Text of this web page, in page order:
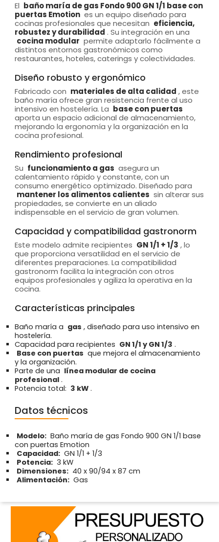
El baño maría de gas Fondo 900 GN 1/1 base con
puertas Emotion es un equipo diseñado para
cocinas profesionales que necesitan eficiencia,
robustez y durabilidad . Su integración en una
cocina modular permite adaptarlo fácilmente a
distintos entornos gastronómicos como
restaurantes, hoteles, caterings y colectividades.
Diseño robusto y ergonómico
Fabricado con materiales de alta calidad , este
baño maría ofrece gran resistencia frente al uso
intensivo en hostelería. La base con puertas
aporta un espacio adicional de almacenamiento,
mejorando la ergonomía y la organización en la
cocina profesional.
Rendimiento profesional
Su funcionamiento a gas asegura un
calentamiento rápido y constante, con un
consumo energético optimizado. Diseñado para
mantener los alimentos calientes sin alterar sus
propiedades, se convierte en un aliado
indispensable en el servicio de gran volumen.
Capacidad y compatibilidad gastronorm
Este modelo admite recipientes GN 1/1 + 1/3 , lo
que proporciona versatilidad en el servicio de
diferentes preparaciones. La compatibilidad
gastronorm facilita la integración con otros
equipos profesionales y agiliza la operativa en la
cocina.
Características principales
Baño maría a gas , diseñado para uso intensivo en
hostelería.
Capacidad para recipientes GN 1/1 y GN 1/3 .
Base con puertas que mejora el almacenamiento
y la organización.
Parte de una línea modular de cocina
profesional .
Potencia total: 3 kW .
Datos técnicos
Modelo: Baño maría de gas Fondo 900 GN 1/1 base
con puertas Emotion
Capacidad: GN 1/1 + 1/3
Potencia: 3 kW
Dimensiones: 40 x 90/94 x 87 cm
Alimentación: Gas